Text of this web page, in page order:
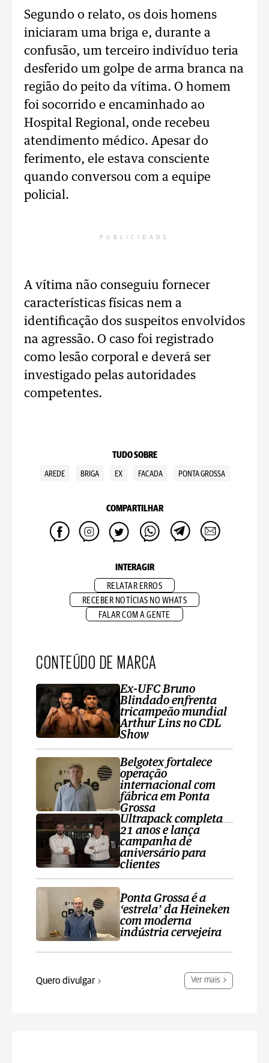
Segundo o relato, os dois homens
iniciaram uma briga e, durante a
confusão, um terceiro indivíduo teria
desferido um golpe de arma branca na
região do peito da vítima. O homem
foi socorrido e encaminhado ao
Hospital Regional, onde recebeu
atendimento médico. Apesar do
ferimento, ele estava consciente
quando conversou com a equipe
policial.
PUBLICIDADE
A vítima não conseguiu fornecer
características físicas nem a
identificação dos suspeitos envolvidos
na agressão. O caso foi registrado
como lesão corporal e deverá ser
investigado pelas autoridades
competentes.
TUDO SOBRE
AREDE BRIGA EX FACADA PONTA GROSSA
COMPARTILHAR
INTERAGIR
RELATAR ERROS
RECEBER NOTÍCIAS NO WHATS
FALAR COM A GENTE
CONTEÚDO DE MARCA
Ex-UFC Bruno
Blindado enfrenta
tricampeão mundial
Arthur Lins no CDL
Show
Belgotex fortalece
operação
internacional com
fábrica em Ponta
Grossa
Ultrapack completa
21 anos e lança
campanha de
aniversário para
clientes
Ponta Grossa é a
‘estrela’ da Heineken
com moderna
indústria cervejeira
Quero divulgar Ver mais